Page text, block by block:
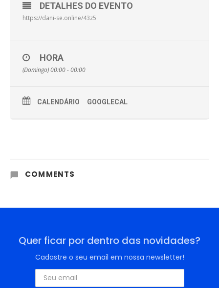
DETALHES DO EVENTO
https://dani-se.online/43z5
HORA
(Domingo) 00:00 - 00:00
CALENDÁRIO GOOGLECAL
COMMENTS
Quer ficar por dentro das novidades?
Cadastre o seu email em nossa newsletter!